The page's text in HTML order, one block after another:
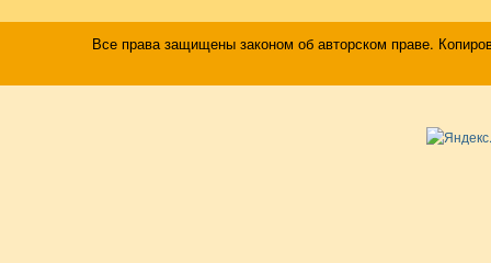
Все права защищены законом об авторском праве.